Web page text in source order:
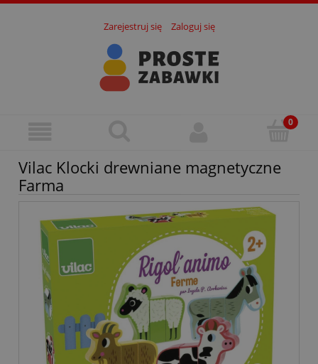
Zarejestruj się Zaloguj się
Vilac Klocki drewniane magnetyczne
Farma